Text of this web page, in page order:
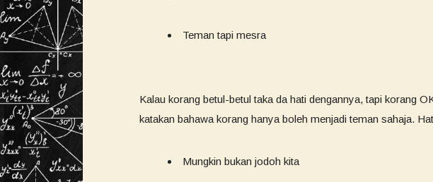
Teman tapi mesra
Kalau korang betul-betul taka da hati dengannya, tapi korang
katakan bahawa korang hanya boleh menjadi teman sahaja.
Mungkin bukan jodoh kita